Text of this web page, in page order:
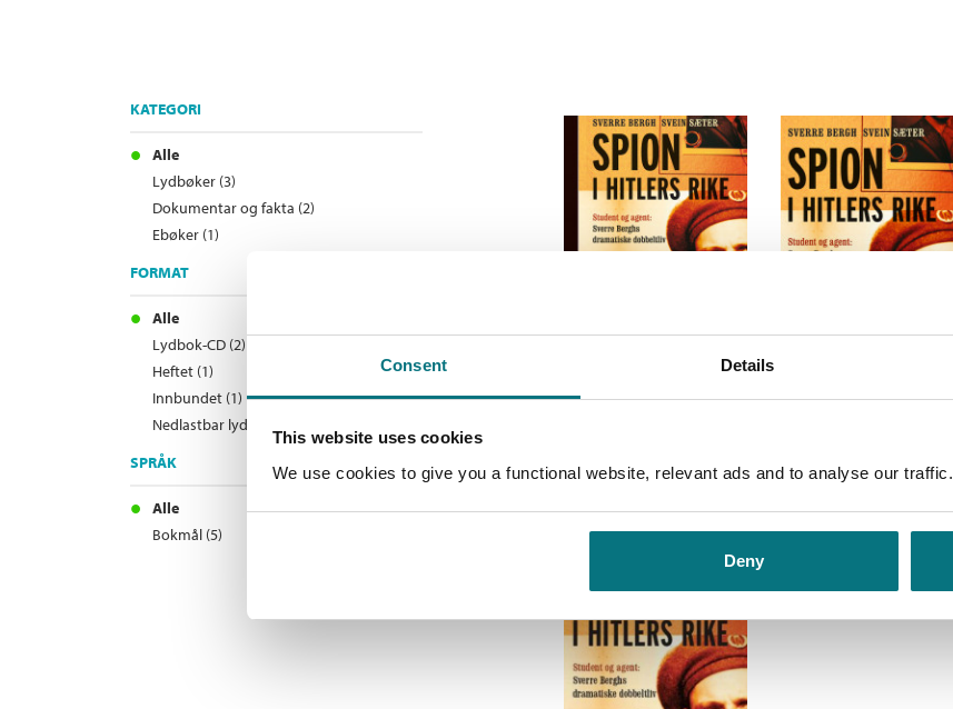
Consent Details
This website uses cookies
We use cookies to give you a functional website, relevant ads and to analyse our traffic.
Deny
KATEGORI
Alle
Lydbøker (3)
Dokumentar og fakta (2)
Ebøker (1)
FORMAT
Alle
Lydbok-CD (2)
Heftet (1)
Innbundet (1)
Nedlastbar lydbok (1)
SPRÅK
Alle
Bokmål (5)
Spion i Hitlers rike
Medlem 262,–
Ikke medlem